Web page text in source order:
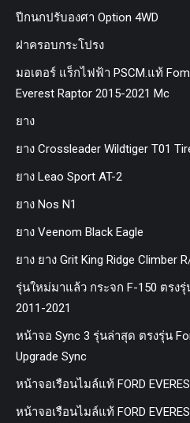
ปีกนกปรับองศา Option 4WD
ฝาครอบกระโปรง
มอเตอร์ แร็กไฟฟ้า PSCM.แท้
Everest Raptor 2015-2021 Mc
ยาง
ยาง Crossleader Wildtiger T01
ยาง Leao Sport AT-2
ยาง Nos N1
ยาง Veenom Black Eagle
ยาง ยาง Grit King Ridge Climber
รุ่นใหม่มาแล้ว กระจก F-150 ตรงรุ่น
2011-2021
หน้าจอ Sync 3 รุ่นล่าสุด ตรงรุ่น
Upgrade Sync
หน้าจอเรือนไมล์แท้ FORD
หน้าจอเรือนไมล์แท้ FORD